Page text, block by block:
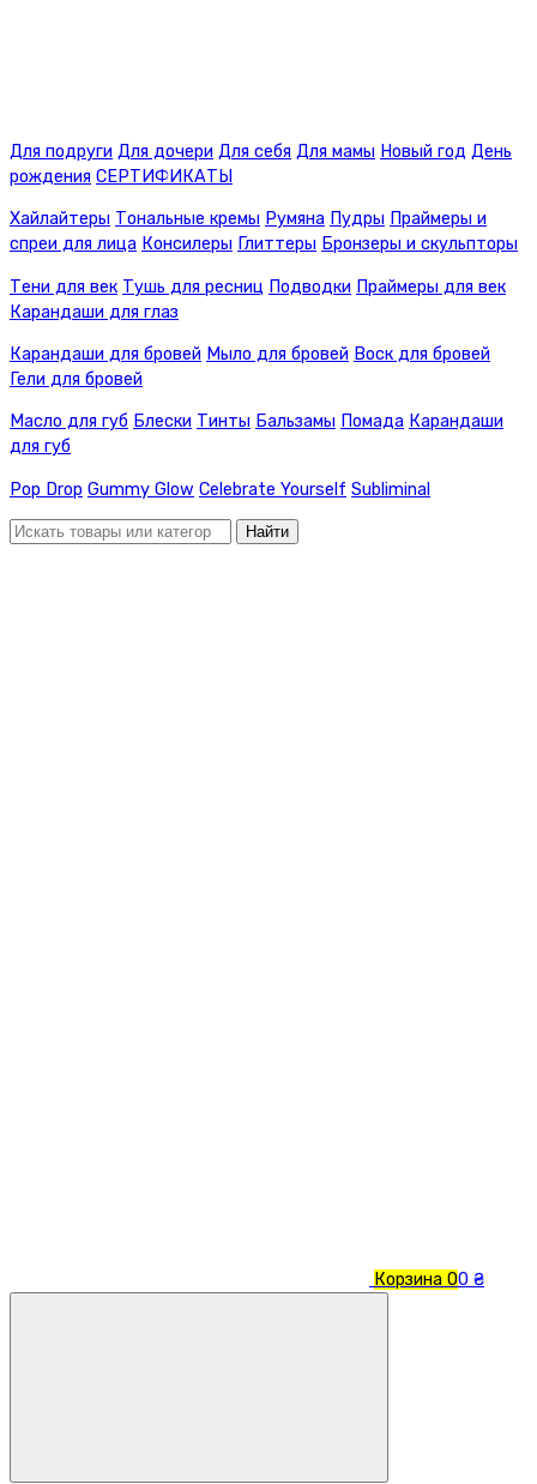
Для подруги Для дочери Для себя Для мамы Новый год День
рождения СЕРТИФИКАТЫ
Хайлайтеры Тональные кремы Румяна Пудры Праймеры и
спреи для лица Консилеры Глиттеры Бронзеры и скульпторы
Тени для век Тушь для ресниц Подводки Праймеры для век
Карандаши для глаз
Карандаши для бровей Мыло для бровей Воск для бровей
Гели для бровей
Масло для губ Блески Тинты Бальзамы Помада Карандаши
для губ
Pop Drop Gummy Glow Celebrate Yourself Subliminal
Найти
Корзина 00 ₴